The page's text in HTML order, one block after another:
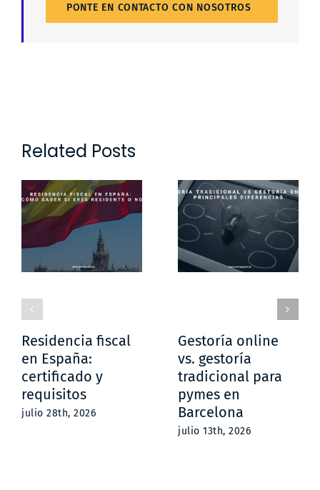
PONTE EN CONTACTO CON NOSOTROS
Related Posts
Residencia fiscal
en España:
certificado y
requisitos
julio 28th, 2026
Gestoría online
vs. gestoría
tradicional para
pymes en
Barcelona
julio 13th, 2026